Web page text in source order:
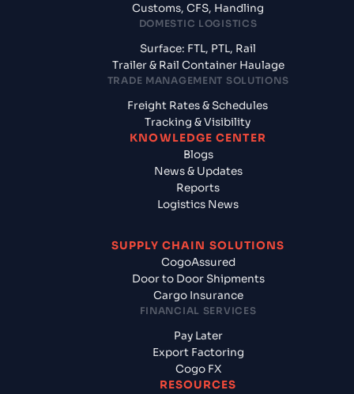
Customs, CFS, Handling
DOMESTIC LOGISTICS
Surface: FTL, PTL, Rail
Trailer & Rail Container Haulage
TRADE MANAGEMENT SOLUTIONS
Freight Rates & Schedules
Tracking & Visibility
KNOWLEDGE CENTER
Blogs
News & Updates
Reports
Logistics News
SUPPLY CHAIN SOLUTIONS
CogoAssured
Door to Door Shipments
Cargo Insurance
FINANCIAL SERVICES
Pay Later
Export Factoring
Cogo FX
RESOURCES